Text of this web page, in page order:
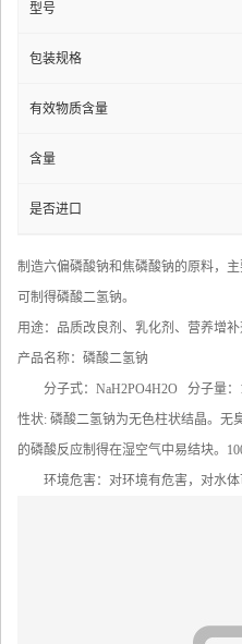
型号
包装规格
有效物质含量
含量
是否进口
制造六偏磷酸钠和焦磷酸钠的原料，
可制得磷酸二氢钠。
用途：品质改良剂、乳化剂、营养增
产品名称：磷酸二氢钠
分子式：NaH2PO4H2O 分子量：
性状: 磷酸二氢钠为无色柱状结晶。无
的磷酸反应制得在湿空气中易结块。
环境危害：对环境有危害，对水体